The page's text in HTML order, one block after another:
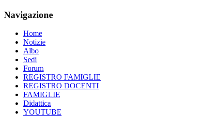
Navigazione
Home
Notizie
Albo
Sedi
Forum
REGISTRO FAMIGLIE
REGISTRO DOCENTI
FAMIGLIE
Didattica
YOUTUBE